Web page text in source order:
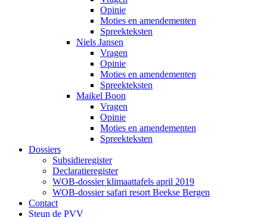
Opinie
Moties en amendementen
Spreekteksten
Niels Jansen
Vragen
Opinie
Moties en amendementen
Spreekteksten
Maikel Boon
Vragen
Opinie
Moties en amendementen
Spreekteksten
Dossiers
Subsidieregister
Declaratieregister
WOB-dossier klimaattafels april 2019
WOB-dossier safari resort Beekse Bergen
Contact
Steun de PVV